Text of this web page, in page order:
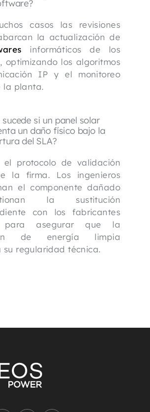
casos las revisiones
la actualización de
informáticos de los
optimizando los algoritmos
IP y el monitoreo
la planta.
sucede si un panel solar
un daño físico bajo la
del SLA?
el protocolo de validación
la firma. Los ingenieros
el componente dañado
la sustitución
con los fabricantes
para asegurar que la
de energía limpia
su regularidad técnica.